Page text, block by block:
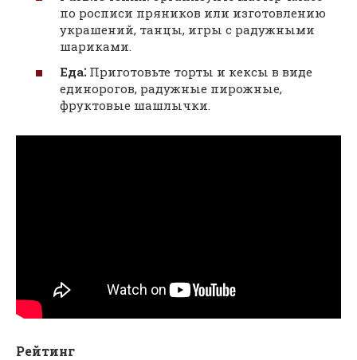
по росписи пряников или изготовлению
украшений, танцы, игры с радужными
шариками.
Еда⁚ Приготовьте торты и кексы в виде
единорогов, радужные пирожные,
фруктовые шашлычки.
Рейтинг